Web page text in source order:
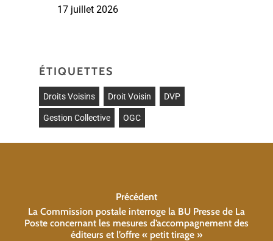
17 juillet 2026
ÉTIQUETTES
Droits Voisins Droit Voisin DVP
Gestion Collective OGC
Précédent
La Commission postale interroge la BU Presse de La
Poste concernant les mesures d’accompagnement des
éditeurs et l’offre « petit tirage »